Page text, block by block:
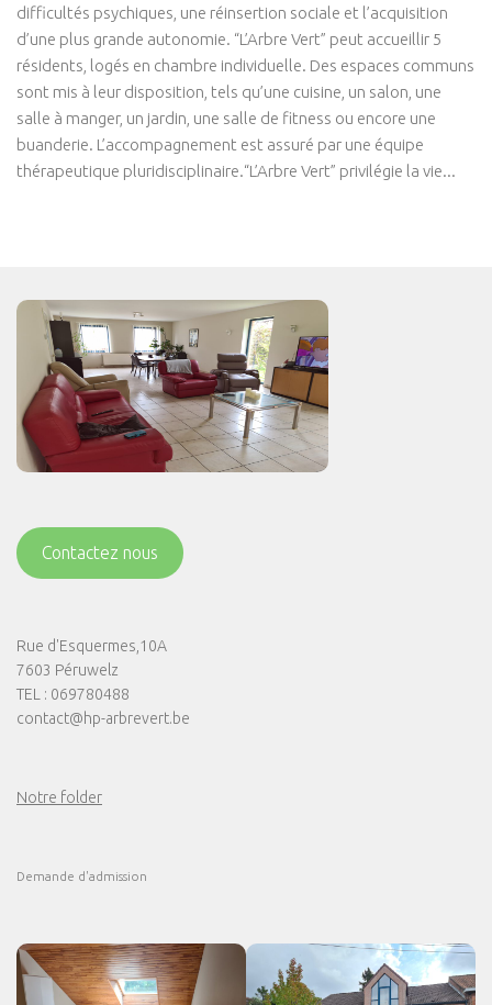
difficultés psychiques, une réinsertion sociale et l’acquisition
d’une plus grande autonomie. “L’Arbre Vert” peut accueillir 5
résidents, logés en chambre individuelle. Des espaces communs
sont mis à leur disposition, tels qu’une cuisine, un salon, une
salle à manger, un jardin, une salle de fitness ou encore une
buanderie. L’accompagnement est assuré par une équipe
thérapeutique pluridisciplinaire.“L’Arbre Vert” privilégie la vie...
Contactez nous
Rue d'Esquermes,10A
7603 Péruwelz
TEL : 069780488
contact@hp-arbrevert.be
Notre folder
Demande d'admission